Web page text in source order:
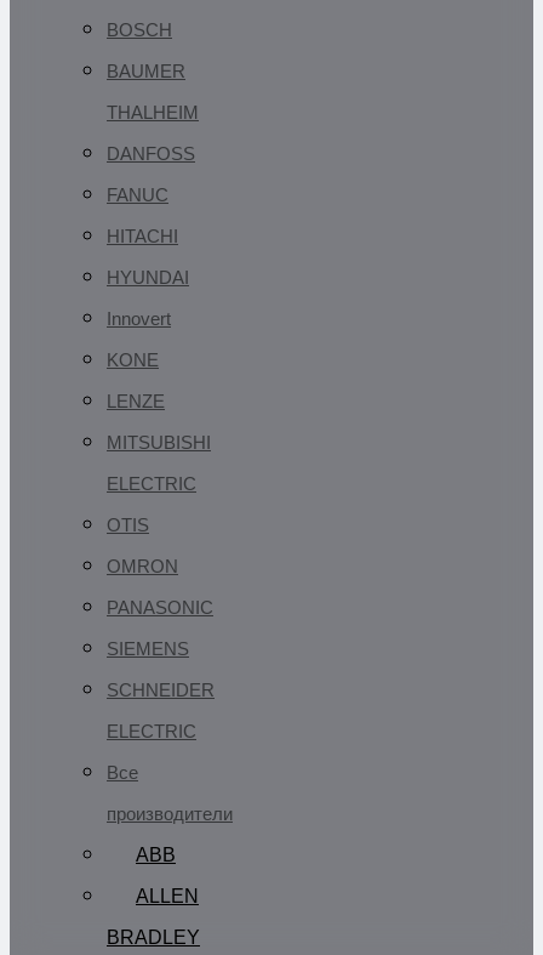
BOSCH
BAUMER
THALHEIM
DANFOSS
FANUC
HITACHI
HYUNDAI
Innovert
KONE
LENZE
MITSUBISHI
ELECTRIC
OTIS
OMRON
PANASONIC
SIEMENS
SCHNEIDER
ELECTRIC
Все
производители
ABB
ALLEN
BRADLEY